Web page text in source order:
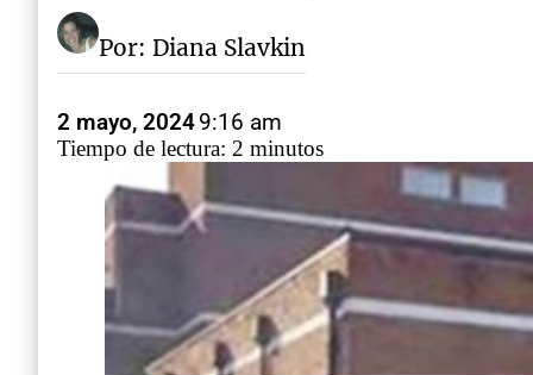
Por: Diana Slavkin
2 mayo, 20249:16 am
Tiempo de lectura: 2 minutos